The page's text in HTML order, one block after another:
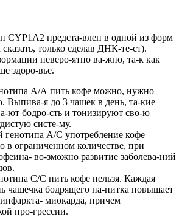
CYP1A2 предста-влен в одной из форм
только сделав ДНК-те-ст).
неверо-ятно ва-жно, та-к как
здоро-вье.
А/А пить кофе можно, нужно
Выпива-я до 3 чашек в день, та-кие
ют бодро-сть и тонизируют сво-ю
систе-му.
генотипа А/С употребление кофе
в ограниченном количестве, при
во-зможно развитие заболева-ний
С/С пить кофе нельзя. Каждая
чашечка бодрящего на-питка повышает
миокарда, причем
про-грессии.